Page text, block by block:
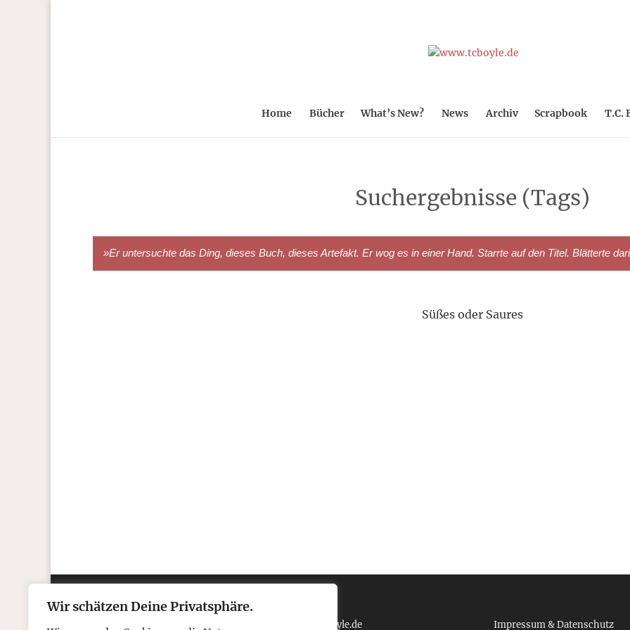
Wir schätzen Deine Privatsphäre.
Home Bücher What’s New? News Archiv Scrapbook T.C.
Suchergebnisse (Tags)
»Er untersuchte das Ding, dieses Buch, dieses Artefakt. Er wog es in einer Hand. Starrte auf den Titel. Blätterte
Süßes oder Saures
Kontakt Über tcboyle.de Impressum & Datenschutz